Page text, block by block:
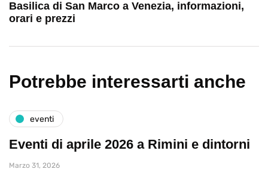
Basilica di San Marco a Venezia, informazioni,
orari e prezzi
Potrebbe interessarti anche
eventi
Eventi di aprile 2026 a Rimini e dintorni
Marzo 31, 2026